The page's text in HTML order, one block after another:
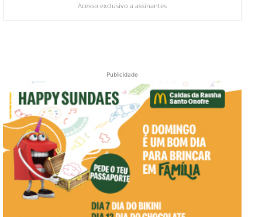
Acesso exclusivo a assinantes
Publicidade